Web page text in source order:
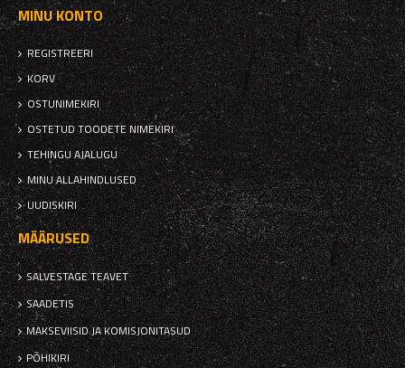
MINU KONTO
REGISTREERI
KORV
OSTUNIMEKIRI
OSTETUD TOODETE NIMEKIRI
TEHINGU AJALUGU
MINU ALLAHINDLUSED
UUDISKIRI
MÄÄRUSED
SALVESTAGE TEAVET
SAADETIS
MAKSEVIISID JA KOMISJONITASUD
PÕHIKIRI